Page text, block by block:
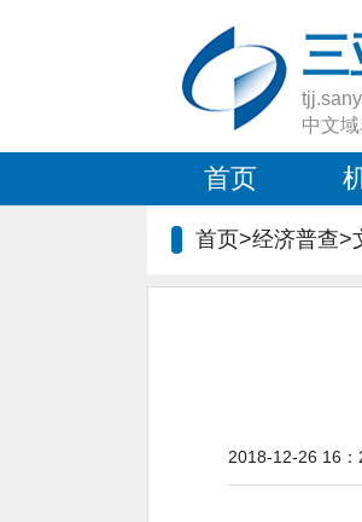
三
中文
首页
首页>经济普查>
2018-12-26 16：